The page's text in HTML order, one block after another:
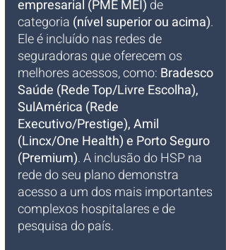
empresarial (PME MEI) de
categoria (nível superior ou acima).
Ele é incluído nas redes de
seguradoras que oferecem os
melhores acessos, como: Bradesco
Saúde (Rede Top/Livre Escolha),
SulAmérica (Rede
Executivo/Prestige), Amil
(Lincx/One Health) e Porto Seguro
(Premium). A inclusão do HSP na
rede do seu plano demonstra
acesso a um dos mais importantes
complexos hospitalares e de
pesquisa do país.